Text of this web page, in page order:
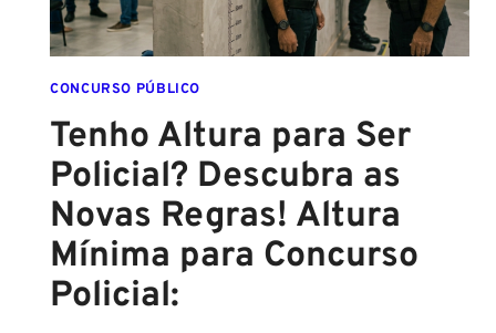
CONCURSO PÚBLICO
Tenho Altura para Ser
Policial? Descubra as
Novas Regras! Altura
Mínima para Concurso
Policial: